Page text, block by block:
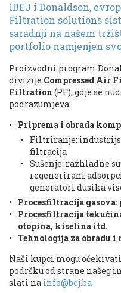
IBEJ i Donaldson,
Filtration solutions
saradnji na našem
portfolio namjenjen
Proizvodni program
divizije Compressed Air
Filtration (PF), gdje se
podrazumjeva:
Priprema i obrada
Filtriranje:
filtracija
Sušenje: razhladne
regenerirani
generatori dusika
Procesfiltracija
Procesfiltracija
otopina, kiselina itd.
Tehnologija za obradu i
Naši kupci mogu
podršku od strane našeg
slati na info@bej.ba